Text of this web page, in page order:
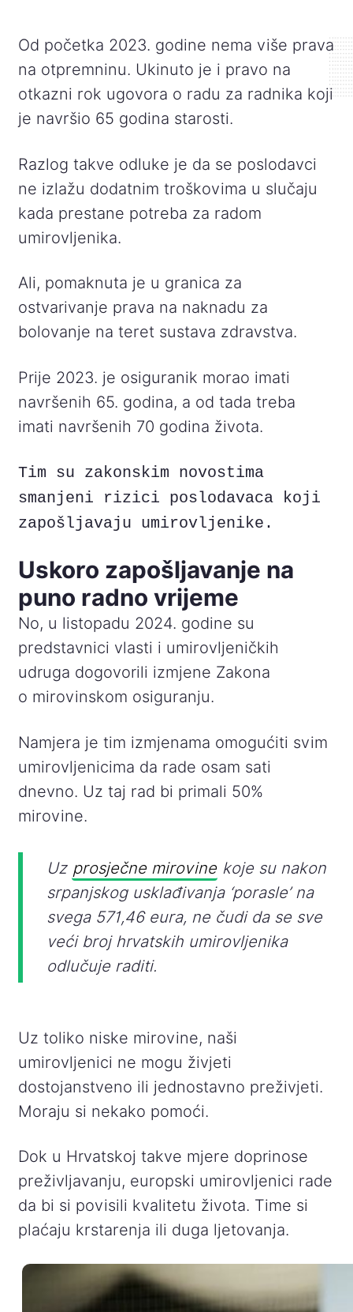
Od početka 2023. godine nema više prava
na otpremninu. Ukinuto je i pravo na
otkazni rok ugovora o radu za radnika koji
je navršio 65 godina starosti.
Razlog takve odluke je da se poslodavci
ne izlažu dodatnim troškovima u slučaju
kada prestane potreba za radom
umirovljenika.
Ali, pomaknuta je u granica za
ostvarivanje prava na naknadu za
bolovanje na teret sustava zdravstva.
Prije 2023. je osiguranik morao imati
navršenih 65. godina, a od tada treba
imati navršenih 70 godina života.
Tim su zakonskim novostima
smanjeni rizici poslodavaca koji
zapošljavaju umirovljenike.
Uskoro zapošljavanje na
puno radno vrijeme
No, u listopadu 2024. godine su
predstavnici vlasti i umirovljeničkih
udruga dogovorili izmjene Zakona
o mirovinskom osiguranju.
Namjera je tim izmjenama omogućiti svim
umirovljenicima da rade osam sati
dnevno. Uz taj rad bi primali 50%
mirovine.
Uz prosječne mirovine koje su nakon
srpanjskog usklađivanja ‘porasle’ na
svega 571,46 eura, ne čudi da se sve
veći broj hrvatskih umirovljenika
odlučuje raditi.
Uz toliko niske mirovine, naši
umirovljenici ne mogu živjeti
dostojanstveno ili jednostavno preživjeti.
Moraju si nekako pomoći.
Dok u Hrvatskoj takve mjere doprinose
preživljavanju, europski umirovljenici rade
da bi si povisili kvalitetu života. Time si
plaćaju krstarenja ili duga ljetovanja.